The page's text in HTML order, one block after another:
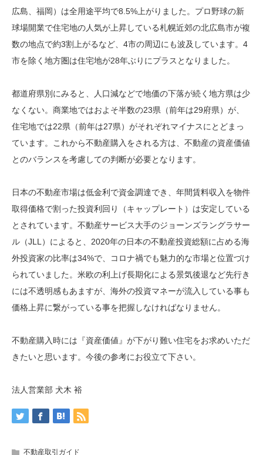
広島、福岡）は全用途平均で8.5%上がりました。プロ野球の新
球場開業で住宅地の人気が上昇している札幌近郊の北広島市が複
数の地点で約3割上がるなど、4市の周辺にも波及しています。4
市を除く地方圏は住宅地が28年ぶりにプラスとなりました。
都道府県別にみると、人口減などで地価の下落が続く地方県は少
なくない。商業地ではおよそ半数の23県（前年は29府県）が、
住宅地では22県（前年は27県）がそれぞれマイナスにとどまっ
ています。これから不動産購入をされる方は、不動産の資産価値
とのバランスを考慮しての判断が必要となります。
日本の不動産市場は低金利で資金調達でき、年間賃料収入を物件
取得価格で割った投資利回り（キャップレート）は安定している
とされています。不動産サービス大手のジョーンズラングラサー
ル（JLL）によると、2020年の日本の不動産投資総額に占める海
外投資家の比率は34%で、コロナ禍でも魅力的な市場と位置づけ
られていました。米欧の利上げ長期化による景気後退など先行き
には不透明感もあますが、海外の投資マネーが流入している事も
価格上昇に繋がっている事を把握しなければなりません。
不動産購入時には『資産価値』が下がり難い住宅をお求めいただ
きたいと思います。今後の参考にお役立て下さい。
法人営業部 犬木 裕
不動産取引ガイド